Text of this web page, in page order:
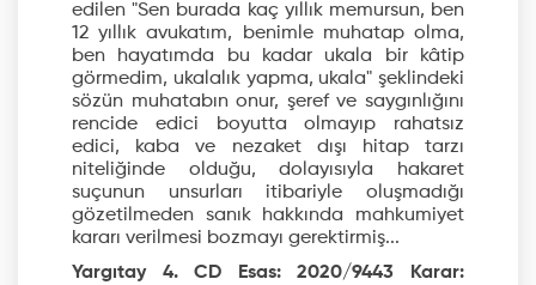
edilen "Sen burada kaç yıllık memursun, ben
12 yıllık avukatım, benimle muhatap olma,
ben hayatımda bu kadar ukala bir kâtip
görmedim, ukalalık yapma, ukala" şeklindeki
sözün muhatabın onur, şeref ve saygınlığını
rencide edici boyutta olmayıp rahatsız
edici, kaba ve nezaket dışı hitap tarzı
niteliğinde olduğu, dolayısıyla hakaret
suçunun unsurları itibariyle oluşmadığı
gözetilmeden sanık hakkında mahkumiyet
kararı verilmesi bozmayı gerektirmiş...
Yargıtay 4. CD Esas: 2020/9443 Karar: